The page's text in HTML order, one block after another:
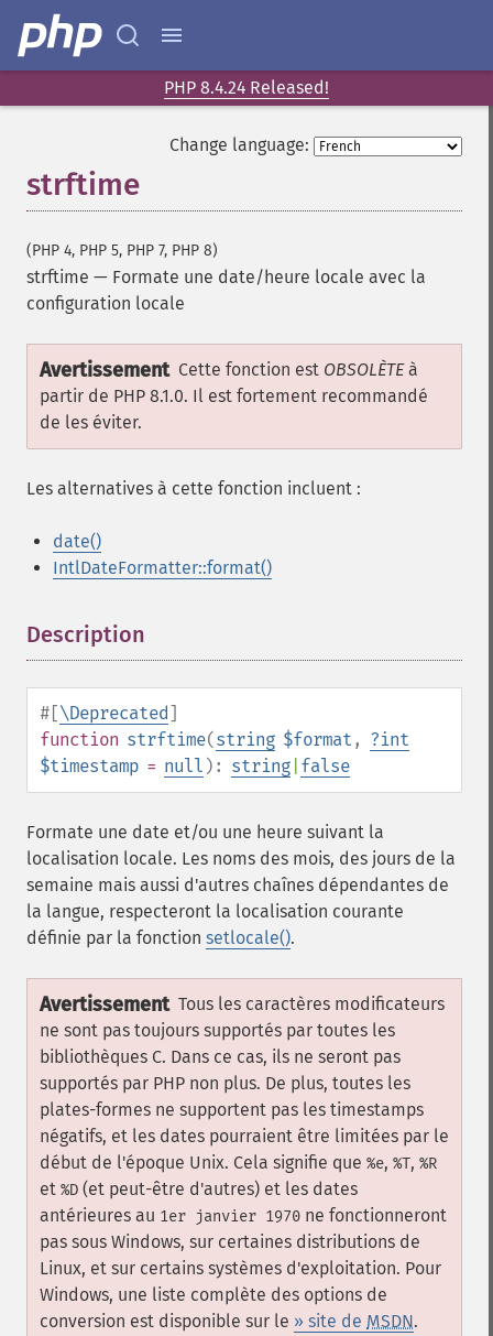
PHP 8.4.24 Released!
Change language:
strftime
(PHP 4, PHP 5, PHP 7, PHP 8)
strftime — Formate une date/heure locale avec la
configuration locale
Avertissement Cette fonction est OBSOLÈTEà
partir de PHP 8.1.0. Il est fortement recommandé
de les éviter.
Les alternatives à cette fonction incluent :
date()
IntlDateFormatter::format()
Description
#[\Deprecated]
function strftime(string $format , ?int
$timestamp = null ): string false
Formate une date et/ou une heure suivant la
localisation locale. Les noms des mois, des jours de la
semaine mais aussi d'autres chaînes dépendantes de
la langue, respecteront la localisation courante
définie par la fonction setlocale().
Avertissement Tous les caractères modificateurs
ne sont pas toujours supportés par toutes les
bibliothèques C. Dans ce cas, ils ne seront pas
supportés par PHP non plus. De plus, toutes les
plates-formes ne supportent pas les timestamps
négatifs, et les dates pourraient être limitées par le
début de l'époque Unix. Cela signifie que %e, %T, %R
et %D (et peut-être d'autres) et les dates
antérieures au 1er janvier 1970 ne fonctionneront
pas sous Windows, sur certaines distributions de
Linux, et sur certains systèmes d'exploitation. Pour
Windows, une liste complète des options de
conversion est disponible sur le » site de MSDN.